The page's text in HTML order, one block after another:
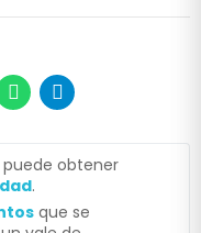
obtener
.
que se